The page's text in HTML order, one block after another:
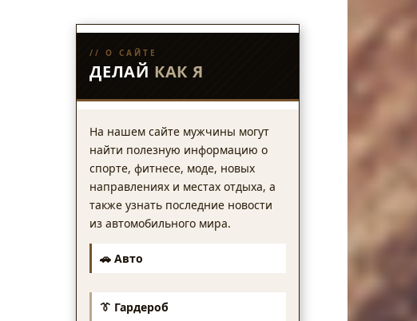
// О САЙТЕ
ДЕЛАЙ КАК Я
На нашем сайте мужчины могут
найти полезную информацию о
спорте, фитнесе, моде, новых
направлениях и местах отдыха, а
также узнать последние новости
из автомобильного мира.
🚗 Авто
👔 Гардероб